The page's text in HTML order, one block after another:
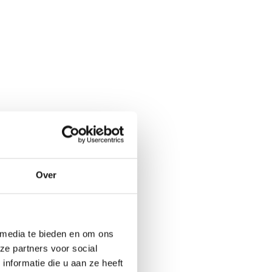
Over
te bieden en om ons
partners voor social
die u aan ze heeft